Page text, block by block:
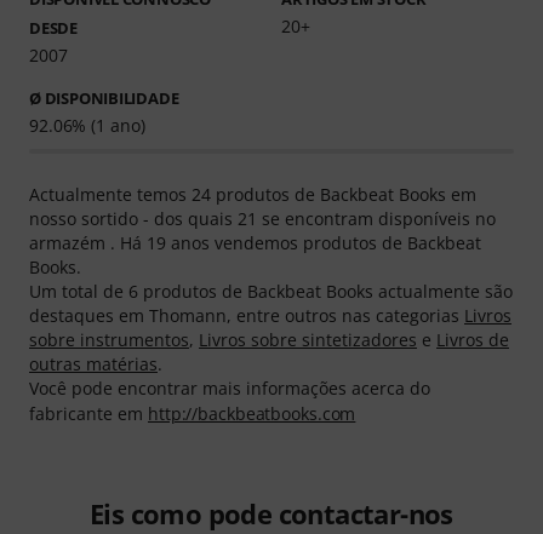
DESDE
2007
20+
Ø DISPONIBILIDADE
92.06% (1 ano)
Actualmente temos 24 produtos de Backbeat Books em
nosso sortido - dos quais 21 se encontram disponíveis no
armazém . Há 19 anos vendemos produtos de Backbeat
Books.
Um total de 6 produtos de Backbeat Books actualmente são
destaques em Thomann, entre outros nas categorias Livros
sobre instrumentos, Livros sobre sintetizadores e Livros de
outras matérias.
Você pode encontrar mais informações acerca do
fabricante em http://backbeatbooks.com
Eis como pode contactar-nos